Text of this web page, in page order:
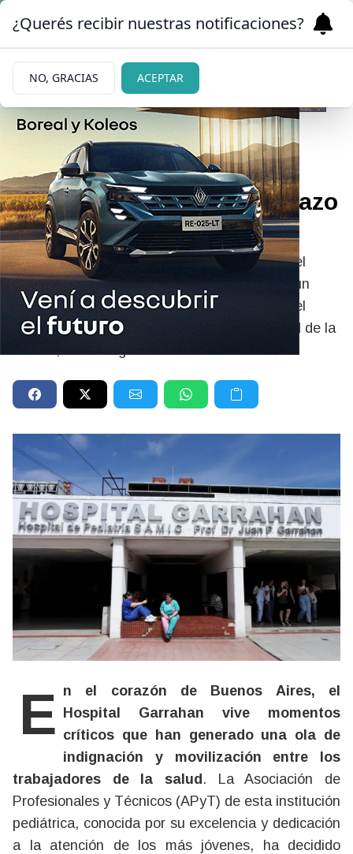
09/07/2025
Paro en el Garrahan y abrazo
simbólico
La Asociación de Profesionales y Técnicos del
Hospital Garrahan (APyT) realizará mañana un
paro por 24 horas “en contra” de la gestión del
presidente Javier Milei y del ministro de Salud de la
Nación, Mario Lugones.
En el corazón de Buenos Aires, el
Hospital Garrahan vive momentos
críticos que han generado una ola de
indignación y movilización entre los
trabajadores de la salud . La Asociación de
Profesionales y Técnicos (APyT) de esta institución
pediátrica, conocida por su excelencia y dedicación
a la atención de los más jóvenes, ha decidido
¿Querés recibir nuestras notificaciones?
NO, GRACIAS ACEPTAR